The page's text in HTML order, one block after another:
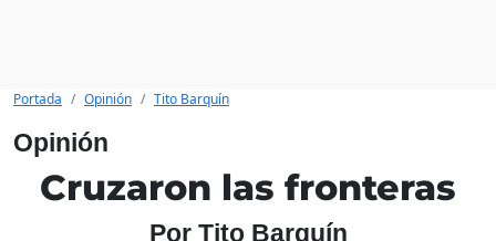
Portada Opinión Tito Barquín
Opinión
Cruzaron las fronteras
Por Tito Barquín